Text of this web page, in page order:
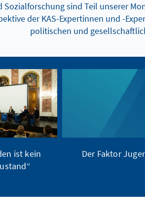
sind Teil unserer
der KAS-Expertinnen und -
politischen und
ist kein
Der Faktor